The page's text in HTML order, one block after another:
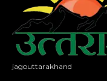
jagouttarakhand